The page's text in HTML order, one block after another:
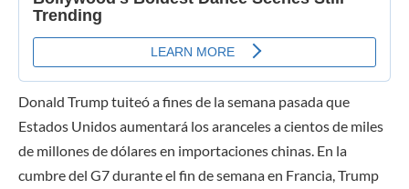
Donald Trump tuiteó a fines de la semana pasada que
Estados Unidos aumentará los aranceles a cientos de miles
de millones de dólares en importaciones chinas. En la
cumbre del G7 durante el fin de semana en Francia, Trump